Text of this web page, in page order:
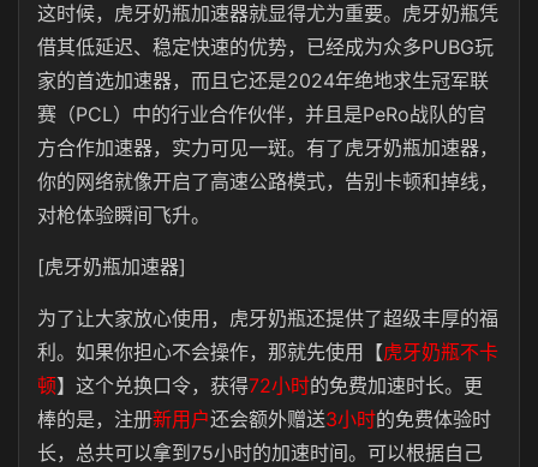
这时候，虎牙奶瓶加速器就显得尤为重要。虎牙奶瓶凭
借其低延迟、稳定快速的优势，已经成为众多PUBG玩
家的首选加速器，而且它还是2024年绝地求生冠军联
赛（PCL）中的行业合作伙伴，并且是PeRo战队的官
方合作加速器，实力可见一斑。有了虎牙奶瓶加速器，
你的网络就像开启了高速公路模式，告别卡顿和掉线，
对枪体验瞬间飞升。
[虎牙奶瓶加速器]
为了让大家放心使用，虎牙奶瓶还提供了超级丰厚的福
利。如果你担心不会操作，那就先使用
【虎牙奶瓶不卡
顿】 这个兑换口令，获得72小时的免费加速时长。更
棒的是，注册新用户还会额外赠送3小时的免费体验时
长，总共可以拿到75小时的加速时间。可以根据自己